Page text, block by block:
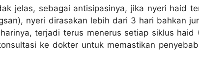
jelas, sebagai antisipasinya, jika nyeri haid
nyeri dirasakan lebih dari 3 hari bahkan
terjadi terus menerus setiap siklus haid
ke dokter untuk memastikan